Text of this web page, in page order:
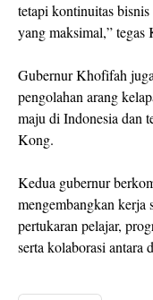
tetapi kontinuitas
yang maksimal,” tegas
Gubernur Khofifah
pengolahan arang
maju di Indonesia dan
Kong.
Kedua gubernur
mengembangkan kerja
pertukaran pelajar,
serta kolaborasi antara